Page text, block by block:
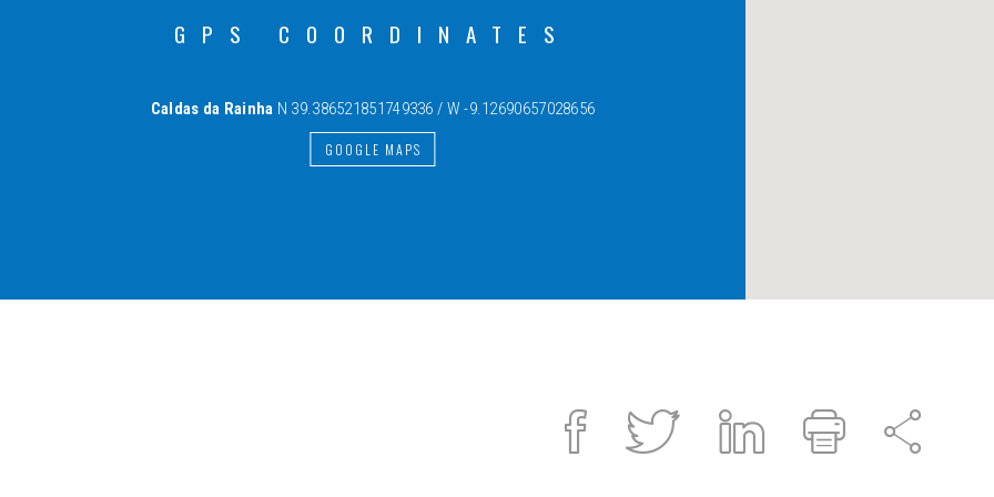
GPS COORDINATES
Caldas da Rainha N 39.386521851749336 / W -9.12690657028656
GOOGLE MAPS
Facebook
TwitterLinkedPrint